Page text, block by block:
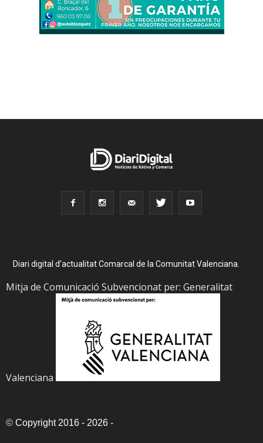
Diari digital d’actualitat Comarcal de la Comunitat Valenciana.
Mitja de Comunicació Subvencionat per: Generalitat
Valenciana
© Copyright 2016 - 2026 -